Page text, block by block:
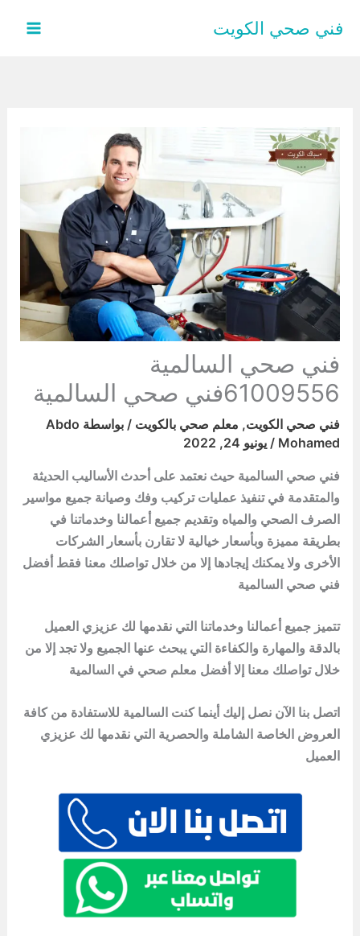
فني صحي الكويت
فني صحي السالمية
61009556فني صحي السالمية
فني صحي الكويت, معلم صحي بالكويت / بواسطة Abdo
Mohamed
/ يونيو 24, 2022
فني صحي السالمية حيث نعتمد على أحدث الأساليب الحديثة
والمتقدمة في تنفيذ عمليات تركيب وفك وصيانة جميع مواسير
الصرف الصحي والمياه وتقديم جميع أعمالنا وخدماتنا في
بطريقة مميزة وبأسعار خيالية لا تقارن بأسعار الشركات
الأخرى ولا يمكنك إيجادها إلا من خلال تواصلك معنا فقط أفضل
فني صحي السالمية
تتميز جميع أعمالنا وخدماتنا التي نقدمها لك عزيزي العميل
بالدقة والمهارة والكفاءة التي يبحث عنها الجميع ولا تجد إلا من
خلال تواصلك معنا إلا أفضل معلم صحي في السالمية
اتصل بنا الآن نصل إليك أينما كنت السالمية للاستفادة من كافة
العروض الخاصة الشاملة والحصرية التي نقدمها لك عزيزي
العميل